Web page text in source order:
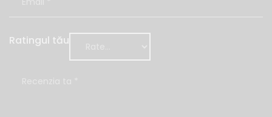
Ratingul tău